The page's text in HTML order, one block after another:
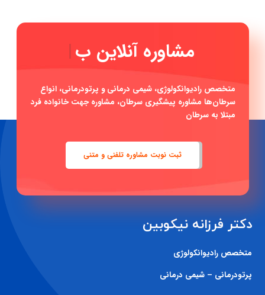
مشاوره آ|
متخصص رادیوانکولوژی، شیمی درمانی و پرتودرمانی، انواع
سرطان‌ها مشاوره پیشگیری سرطان، مشاوره جهت خانواده فرد
مبتلا به سرطان
ثبت نوبت مشاوره تلفنی و متنی
دکتر فرزانه نیکوبین
متخصص رادیوانکولوژی
پرتودرمانی – شیمی درمانی